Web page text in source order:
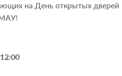
на День открытых дверей